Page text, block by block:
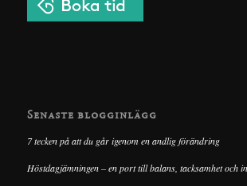
Senaste blogginlägg
7 tecken på att du går igenom en andlig förändring
Höstdagjämningen – en port till balans, tacksamhet och